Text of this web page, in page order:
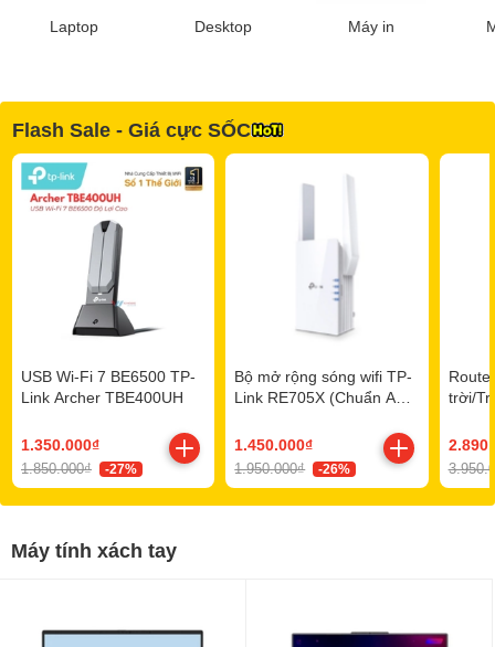
Laptop Desktop Máy in
Flash Sale - Giá cực SỐC
USB Wi-Fi 7 BE6500 TP-
Link Archer TBE400UH
1.350.000₫
1.850.000₫ -27%
Bộ mở rộng sóng wifi TP-
Link RE705X (Chuẩn AX/
ngoài/ Wifi Mesh)
1.450.000₫
1.950.000₫ -26%
trời/
Máy tính xách tay